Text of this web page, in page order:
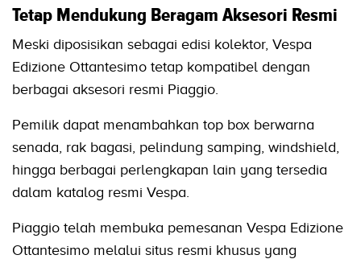
Tetap Mendukung Beragam Aksesori Resmi
Meski diposisikan sebagai edisi kolektor, Vespa
Edizione Ottantesimo tetap kompatibel dengan
berbagai aksesori resmi Piaggio.
Pemilik dapat menambahkan top box berwarna
senada, rak bagasi, pelindung samping, windshield,
hingga berbagai perlengkapan lain yang tersedia
dalam katalog resmi Vespa.
Piaggio telah membuka pemesanan Vespa Edizione
Ottantesimo melalui situs resmi khusus yang